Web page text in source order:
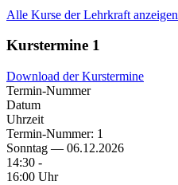
Alle Kurse der Lehrkraft anzeigen
Kurstermine 1
Download der Kurstermine
Termin-Nummer
Datum
Uhrzeit
Termin-Nummer: 1
Sonntag — 06.12.2026
14:30 -
16:00 Uhr